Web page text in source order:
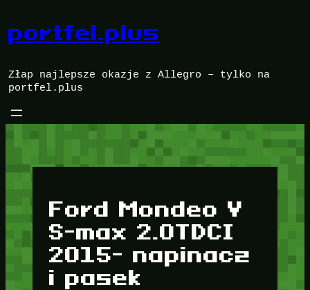
treści
portfel.plus
Złap najlepsze okazje z Allegro – tylko na
portfel.plus
Ford Mondeo V
S-max 2.0TDCI
2015- napinacz
i pasek